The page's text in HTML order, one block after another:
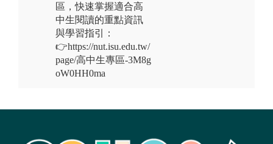
區，快速掌握適合高
中生閱讀的重點資訊
與學習指引：
👉https://nut.isu.edu.tw/
page/高中生專區-3M8g
oW0HH0ma